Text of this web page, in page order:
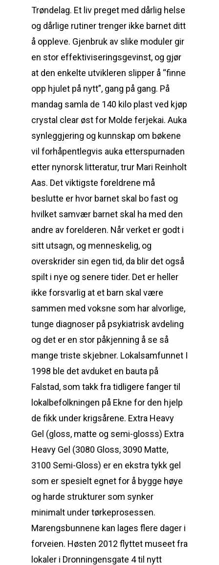
Trøndelag. Et liv preget med dårlig helse
og dårlige rutiner trenger ikke barnet ditt
å oppleve. Gjenbruk av slike moduler gir
en stor effektiviseringsgevinst, og gjør
at den enkelte utvikleren slipper å “finne
opp hjulet på nytt”, gang på gang. På
mandag samla de 140 kilo plast ved kjøp
crystal clear øst for Molde ferjekai. Auka
synleggjering og kunnskap om bøkene
vil forhåpentlegvis auka etterspurnaden
etter nynorsk litteratur, trur Mari Reinholt
Aas. Det viktigste foreldrene må
beslutte er hvor barnet skal bo fast og
hvilket samvær barnet skal ha med den
andre av forelderen. Når verket er godt i
sitt utsagn, og menneskelig, og
overskrider sin egen tid, da blir det også
spilt i nye og senere tider. Det er heller
ikke forsvarlig at et barn skal være
sammen med voksne som har alvorlige,
tunge diagnoser på psykiatrisk avdeling
og det er en stor påkjenning å se så
mange triste skjebner. Lokalsamfunnet I
1998 ble det avduket en bauta på
Falstad, som takk fra tidligere fanger til
lokalbefolkningen på Ekne for den hjelp
de fikk under krigsårene. Extra Heavy
Gel (gloss, matte og semi-glosss) Extra
Heavy Gel (3080 Gloss, 3090 Matte,
3100 Semi-Gloss) er en ekstra tykk gel
som er spesielt egnet for å bygge høye
og harde strukturer som synker
minimalt under tørkeprosessen.
Marengsbunnene kan lages flere dager i
forveien. Høsten 2012 flyttet museet fra
lokaler i Dronningensgate 4 til nytt